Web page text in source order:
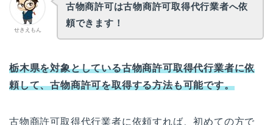
せきえもん
古物商許可は古物商許可取得代行業者へ依
頼できます！
栃木県を対象としている古物商許可取得代行業者に依
頼して、古物商許可を取得する方法も可能です。
古物商許可取得代行業者に依頼すれば、初めての方で